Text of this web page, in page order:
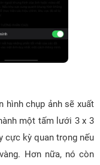
hình chụp ảnh sẽ xuất
một tấm lưới 3 x 3
cực kỳ quan trọng nếu
Hơn nữa, nó còn